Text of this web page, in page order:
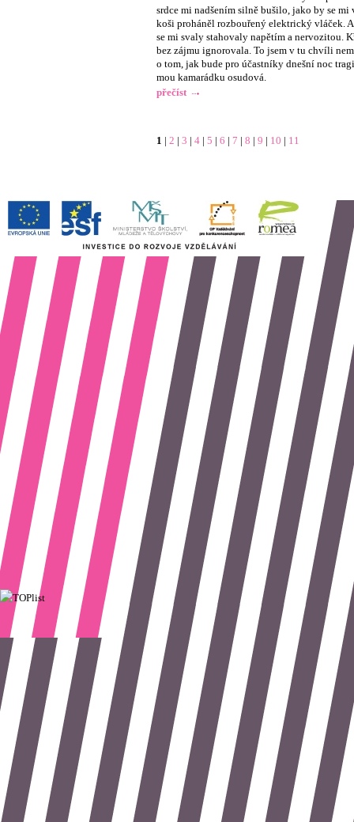
srdce mi nadšením silně bušilo, jako by se mi
koši proháněl rozbouřený elektrický vláček.
se mi svaly stahovaly napětím a nervozitou.
bez zájmu ignorovala. To jsem v tu chvíli
o tom, jak bude pro účastníky dnešní noc
mou kamarádku osudová.
přečíst
1 | 2 | 3 | 4 | 5 | 6 | 7 | 8 | 9 | 10 | 11